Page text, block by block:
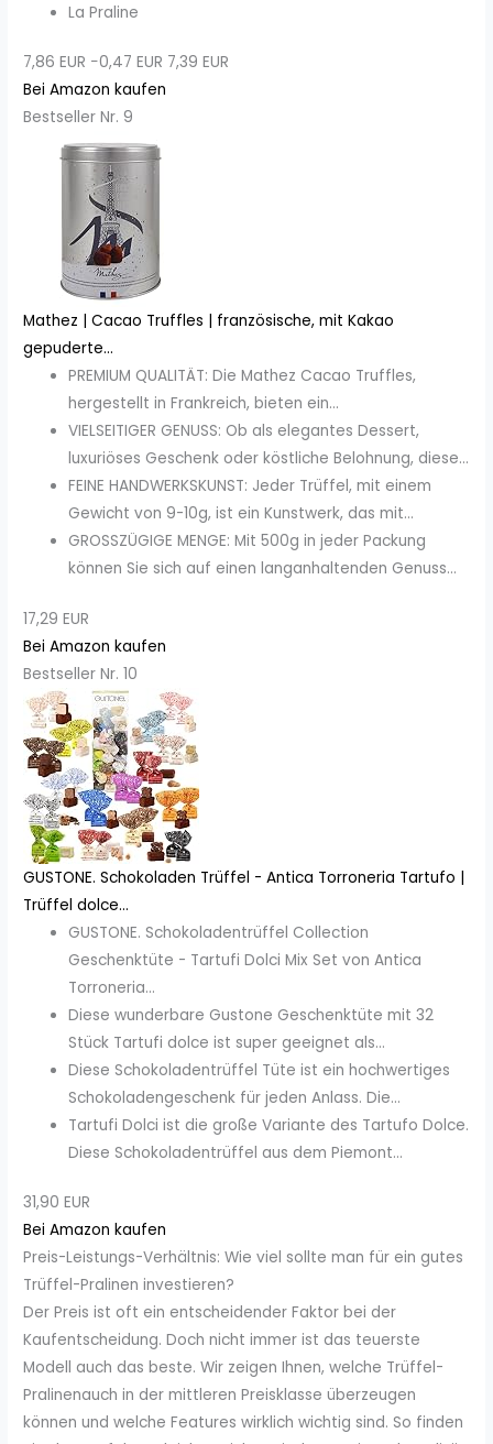
La Praline
7,86 EUR −0,47 EUR 7,39 EUR
Bei Amazon kaufen
Bestseller Nr. 9
Mathez | Cacao Truffles | französische, mit Kakao
gepuderte...
PREMIUM QUALITÄT: Die Mathez Cacao Truffles,
hergestellt in Frankreich, bieten ein...
VIELSEITIGER GENUSS: Ob als elegantes Dessert,
luxuriöses Geschenk oder köstliche Belohnung, diese...
FEINE HANDWERKSKUNST: Jeder Trüffel, mit einem
Gewicht von 9-10g, ist ein Kunstwerk, das mit...
GROSSZÜGIGE MENGE: Mit 500g in jeder Packung
können Sie sich auf einen langanhaltenden Genuss...
17,29 EUR
Bei Amazon kaufen
Bestseller Nr. 10
GUSTONE. Schokoladen Trüffel - Antica Torroneria Tartufo |
Trüffel dolce...
GUSTONE. Schokoladentrüffel Collection
Geschenktüte - Tartufi Dolci Mix Set von Antica
Torroneria...
Diese wunderbare Gustone Geschenktüte mit 32
Stück Tartufi dolce ist super geeignet als...
Diese Schokoladentrüffel Tüte ist ein hochwertiges
Schokoladengeschenk für jeden Anlass. Die...
Tartufi Dolci ist die große Variante des Tartufo Dolce.
Diese Schokoladentrüffel aus dem Piemont...
31,90 EUR
Bei Amazon kaufen
Preis-Leistungs-Verhältnis: Wie viel sollte man für ein gutes
Trüffel-Pralinen investieren?
Der Preis ist oft ein entscheidender Faktor bei der
Kaufentscheidung. Doch nicht immer ist das teuerste
Modell auch das beste. Wir zeigen Ihnen, welche Trüffel-
Pralinenauch in der mittleren Preisklasse überzeugen
können und welche Features wirklich wichtig sind. So finden